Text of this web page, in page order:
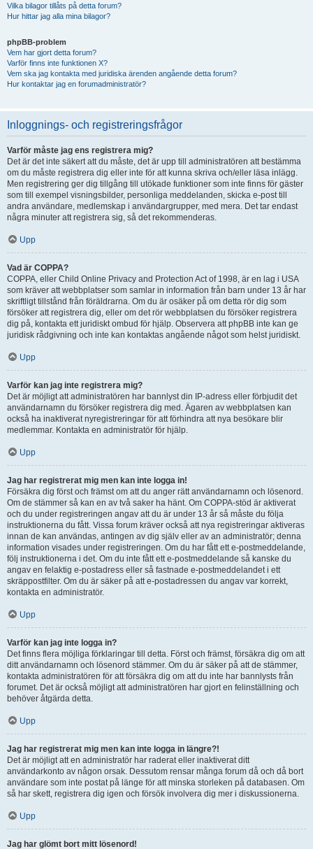
Vilka bilagor tillåts på detta forum?
Hur hittar jag alla mina bilagor?
phpBB-problem
Vem har gjort detta forum?
Varför finns inte funktionen X?
Vem ska jag kontakta med juridiska ärenden angående detta forum?
Hur kontaktar jag en forumadministratör?
Inloggnings- och registreringsfrågor
Varför måste jag ens registrera mig?
Det är det inte säkert att du måste, det är upp till administratören att bestämma
om du måste registrera dig eller inte för att kunna skriva och/eller läsa inlägg.
Men registrering ger dig tillgång till utökade funktioner som inte finns för gäster
som till exempel visningsbilder, personliga meddelanden, skicka e-post till
andra användare, medlemskap i användargrupper, med mera. Det tar endast
några minuter att registrera sig, så det rekommenderas.
Upp
Vad är COPPA?
COPPA, eller Child Online Privacy and Protection Act of 1998, är en lag i USA
som kräver att webbplatser som samlar in information från barn under 13 år har
skriftligt tillstånd från föräldrarna. Om du är osäker på om detta rör dig som
försöker att registrera dig, eller om det rör webbplatsen du försöker registrera
dig på, kontakta ett juridiskt ombud för hjälp. Observera att phpBB inte kan ge
juridisk rådgivning och inte kan kontaktas angående något som helst juridiskt.
Upp
Varför kan jag inte registrera mig?
Det är möjligt att administratören har bannlyst din IP-adress eller förbjudit det
användarnamn du försöker registrera dig med. Ägaren av webbplatsen kan
också ha inaktiverat nyregistreringar för att förhindra att nya besökare blir
medlemmar. Kontakta en administratör för hjälp.
Upp
Jag har registrerat mig men kan inte logga in!
Försäkra dig först och främst om att du anger rätt användarnamn och lösenord.
Om de stämmer så kan en av två saker ha hänt. Om COPPA-stöd är aktiverat
och du under registreringen angav att du är under 13 år så måste du följa
instruktionerna du fått. Vissa forum kräver också att nya registreringar aktiveras
innan de kan användas, antingen av dig själv eller av an administratör; denna
information visades under registreringen. Om du har fått ett e-postmeddelande,
följ instruktionerna i det. Om du inte fått ett e-postmeddelande så kanske du
angav en felaktig e-postadress eller så fastnade e-postmeddelandet i ett
skräppostfilter. Om du är säker på att e-postadressen du angav var korrekt,
kontakta en administratör.
Upp
Varför kan jag inte logga in?
Det finns flera möjliga förklaringar till detta. Först och främst, försäkra dig om att
ditt användarnamn och lösenord stämmer. Om du är säker på att de stämmer,
kontakta administratören för att försäkra dig om att du inte har bannlysts från
forumet. Det är också möjligt att administratören har gjort en felinställning och
behöver åtgärda detta.
Upp
Jag har registrerat mig men kan inte logga in längre?!
Det är möjligt att en administratör har raderat eller inaktiverat ditt
användarkonto av någon orsak. Dessutom rensar många forum då och då bort
användare som inte postat på länge för att minska storleken på databasen. Om
så har skett, registrera dig igen och försök involvera dig mer i diskussionerna.
Upp
Jag har glömt bort mitt lösenord!